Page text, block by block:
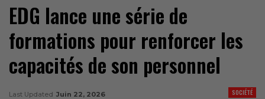
EDG lance une série de
formations pour renforcer les
capacités de son personnel
SOCIÉTÉ
Last Updated Juin 22, 2026